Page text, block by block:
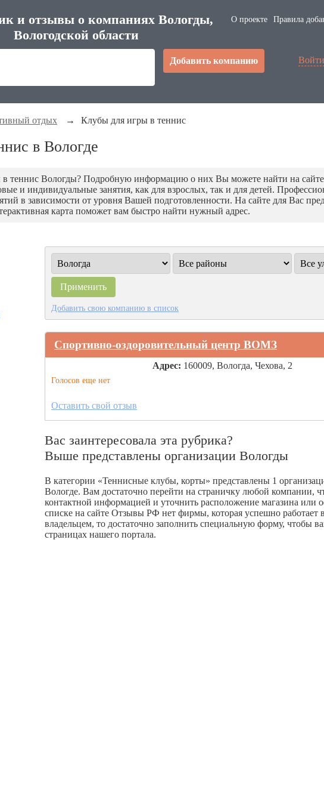
и отзывы о компаниях Вологды,
Вологодской области
О проекте Правила
Добавить компанию
Войти
отдых → Клубы для игры в теннис
в Вологде
теннис Вологды? Подробную информацию о них Вы можете найти на
и индивидуальные занятия, как для взрослых, так и для детей.
в зависимости от уровня Вашей подготовленности. На сайте для Вас
карта поможет вам быстро найти нужный адрес.
Добавить свою компанию в список
Спортивно-оздоровительный центр ВОМЗ
Голосов еще нет
Адрес: 160009, Вологда, Чехова, 2
Оставить свой отзыв
Вас заинтересовала эта рубрика?
Выше представлены организации Вологды
В категории «Теннисные клубы, корты» представлены 1
Вологде. Вам достаточно перейти на страничку любой компании,
контактной информацией и уточнить расположение магазина или
списке на сайте Отзывы РФ нет фирмы, которая успешно работает в
владельцем, то достаточно заполнить специальную форму, чтобы
страницах нашего портала.